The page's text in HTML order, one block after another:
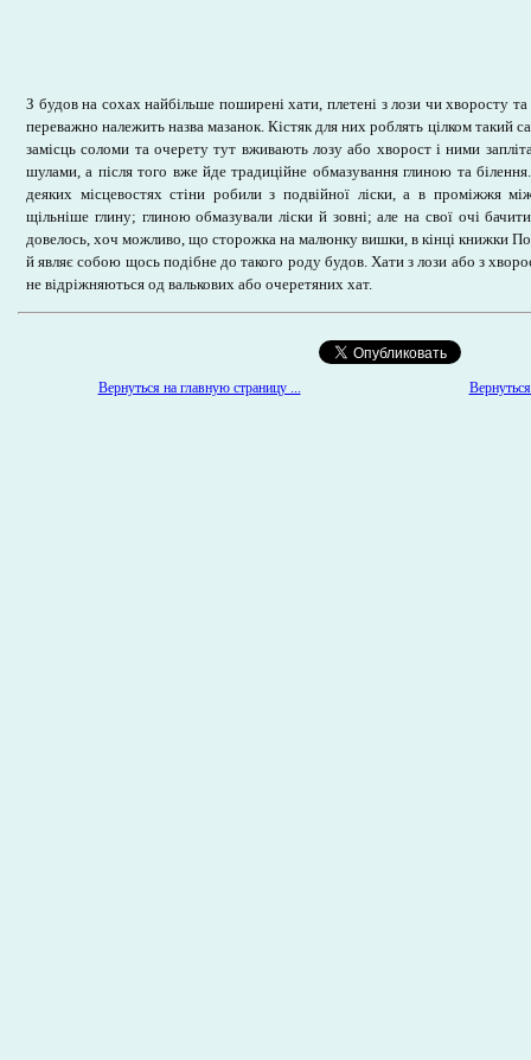
З будов на сохах найбільше поширені хати, плетені з лози чи хворосту
переважно належить назва мазанок. Кістяк для них роблять цілком такий
замісць соломи та очерету тут вживають лозу або хворост і ними
шулами, а після того вже йде традиційне обмазування глиною та
деяких місцевостях стіни робили з подвійної ліски, а в проміжжя
щільніше глину; глиною обмазували ліски й зовні; але на свої очі
довелось, хоч можливо, що сторожка на малюнку вишки, в кінці книжки
й являє собою щось подібне до такого роду будов. Хати з лози або з
не відріжняються од валькових або очеретяних хат.